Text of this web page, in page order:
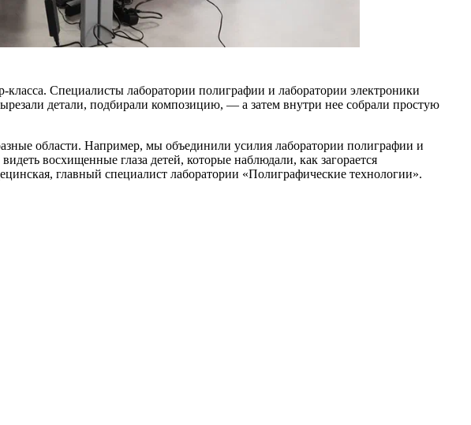
Специалисты лаборатории полиграфии и лаборатории электроники
детали, подбирали композицию, — а затем внутри нее собрали простую
области. Например, мы объединили усилия лаборатории полиграфии и
восхищенные глаза детей, которые наблюдали, как загорается
главный специалист лаборатории «Полиграфические технологии».